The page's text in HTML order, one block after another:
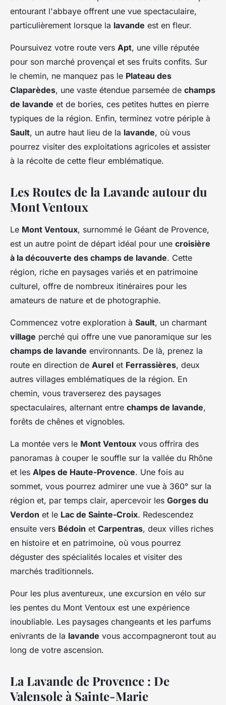
entourant l'abbaye offrent une vue spectaculaire,
particulièrement lorsque la lavande est en fleur.
Poursuivez votre route vers Apt, une ville réputée
pour son marché provençal et ses fruits confits. Sur
le chemin, ne manquez pas le Plateau des
Claparèdes, une vaste étendue parsemée de champs
de lavande et de bories, ces petites huttes en pierre
typiques de la région. Enfin, terminez votre périple à
Sault, un autre haut lieu de la lavande, où vous
pourrez visiter des exploitations agricoles et assister
à la récolte de cette fleur emblématique.
Les Routes de la Lavande autour du
Mont Ventoux
Le Mont Ventoux, surnommé le Géant de Provence,
est un autre point de départ idéal pour une croisière
à la découverte des champs de lavande. Cette
région, riche en paysages variés et en patrimoine
culturel, offre de nombreux itinéraires pour les
amateurs de nature et de photographie.
Commencez votre exploration à Sault, un charmant
village perché qui offre une vue panoramique sur les
champs de lavande environnants. De là, prenez la
route en direction de Aurel et Ferrassières, deux
autres villages emblématiques de la région. En
chemin, vous traverserez des paysages
spectaculaires, alternant entre champs de lavande,
forêts de chênes et vignobles.
La montée vers le Mont Ventoux vous offrira des
panoramas à couper le souffle sur la vallée du Rhône
et les Alpes de Haute-Provence. Une fois au
sommet, vous pourrez admirer une vue à 360° sur la
région et, par temps clair, apercevoir les Gorges du
Verdon et le Lac de Sainte-Croix. Redescendez
ensuite vers Bédoin et Carpentras, deux villes riches
en histoire et en patrimoine, où vous pourrez
déguster des spécialités locales et visiter des
marchés traditionnels.
Pour les plus aventureux, une excursion en vélo sur
les pentes du Mont Ventoux est une expérience
inoubliable. Les paysages changeants et les parfums
enivrants de la lavande vous accompagneront tout au
long de votre ascension.
La Lavande de Provence : De
Valensole à Sainte-Marie